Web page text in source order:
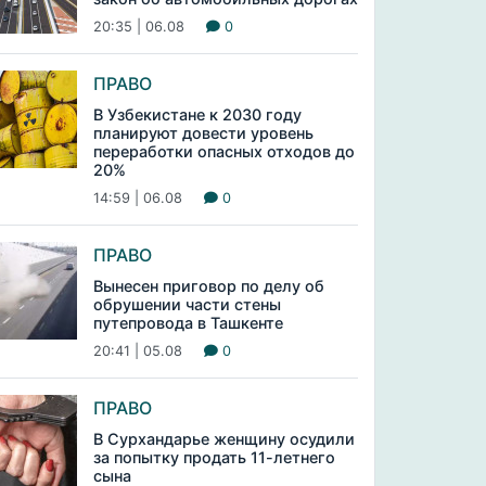
20:35 | 06.08 0
ПРАВО
В Узбекистане к 2030 году
планируют довести уровень
переработки опасных отходов до
20%
14:59 | 06.08 0
ПРАВО
Вынесен приговор по делу об
обрушении части стены
путепровода в Ташкенте
20:41 | 05.08 0
ПРАВО
В Сурхандарье женщину осудили
за попытку продать 11-летнего
сына